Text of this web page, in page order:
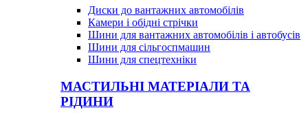
Диски до вантажних автомобілів
Камери і обідні стрічки
Шини для вантажних автомобілів і автобусів
Шини для сільгоспмашин
Шини для спецтехніки
МАСТИЛЬНІ МАТЕРІАЛИ ТА
РІДИНИ